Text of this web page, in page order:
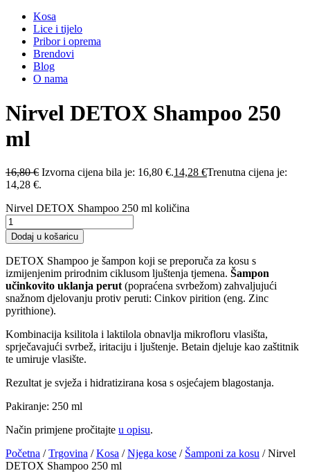
Kosa
Lice i tijelo
Pribor i oprema
Brendovi
Blog
O nama
Nirvel DETOX Shampoo 250
ml
16,80€ Izvorna cijena bila je: 16,80 €.14,28 €Trenutna cijena je:
14,28 €.
Nirvel DETOX Shampoo 250 ml količina
Dodaj u košaricu
DETOX Shampoo je šampon koji se preporuča za kosu s
izmijenjenim prirodnim ciklusom ljuštenja tjemena. Šampon
učinkovito uklanja perut (popraćena svrbežom) zahvaljujući
snažnom djelovanju protiv peruti: Cinkov pirition (eng. Zinc
pyrithione).
Kombinacija ksilitola i laktilola obnavlja mikrofloru vlasišta,
sprječavajući svrbež, iritaciju i ljuštenje. Betain djeluje kao zaštitnik
te umiruje vlasište.
Rezultat je svježa i hidratizirana kosa s osjećajem blagostanja.
Pakiranje: 250 ml
Način primjene pročitajte u opisu.
Početna /Trgovina /Kosa /Njega kose / Šamponi za kosu / Nirvel
DETOX Shampoo 250 ml